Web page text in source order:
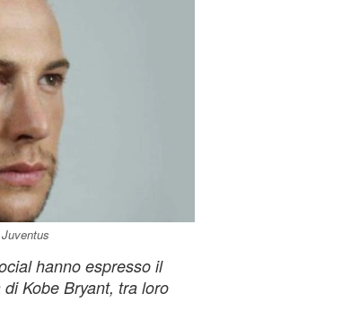
hanno espresso il
Kobe Bryant, tra loro